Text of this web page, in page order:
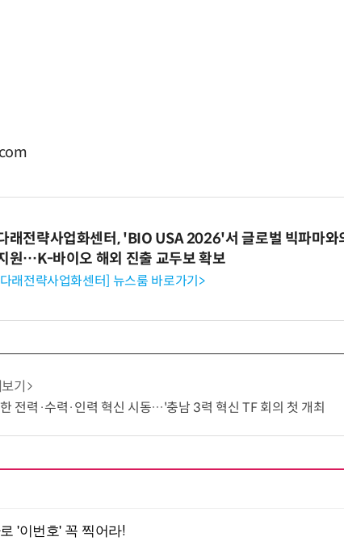
래전략사업화센터, 'BIO USA 2026'서 글로벌 빅파마와
원…K-바이오 해외 진출 교두보 확보
래전략사업화센터] 뉴스룸 바로가기>
기
전력·수력·인력 혁신 시동…'충남 3력 혁신 TF 회의 첫 개최